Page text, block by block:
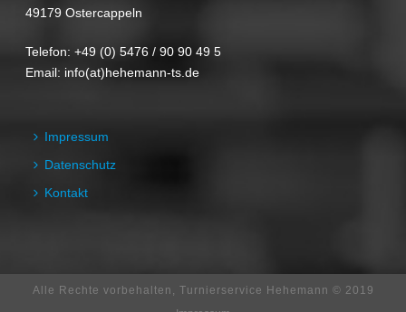
49179 Ostercappeln
Telefon: +49 (0) 5476 / 90 90 49 5
Email: info(at)hehemann-ts.de
Impressum
Datenschutz
Kontakt
Alle Rechte vorbehalten, Turnierservice Hehemann © 2019